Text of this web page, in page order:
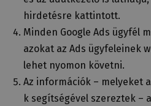
hirdetésre kattintott.
Minden Google Ads ügyfél
azokat az Ads ügyfeleinek
lehet nyomon követni.
Az információk – melyeket
k segítségével szereztek –